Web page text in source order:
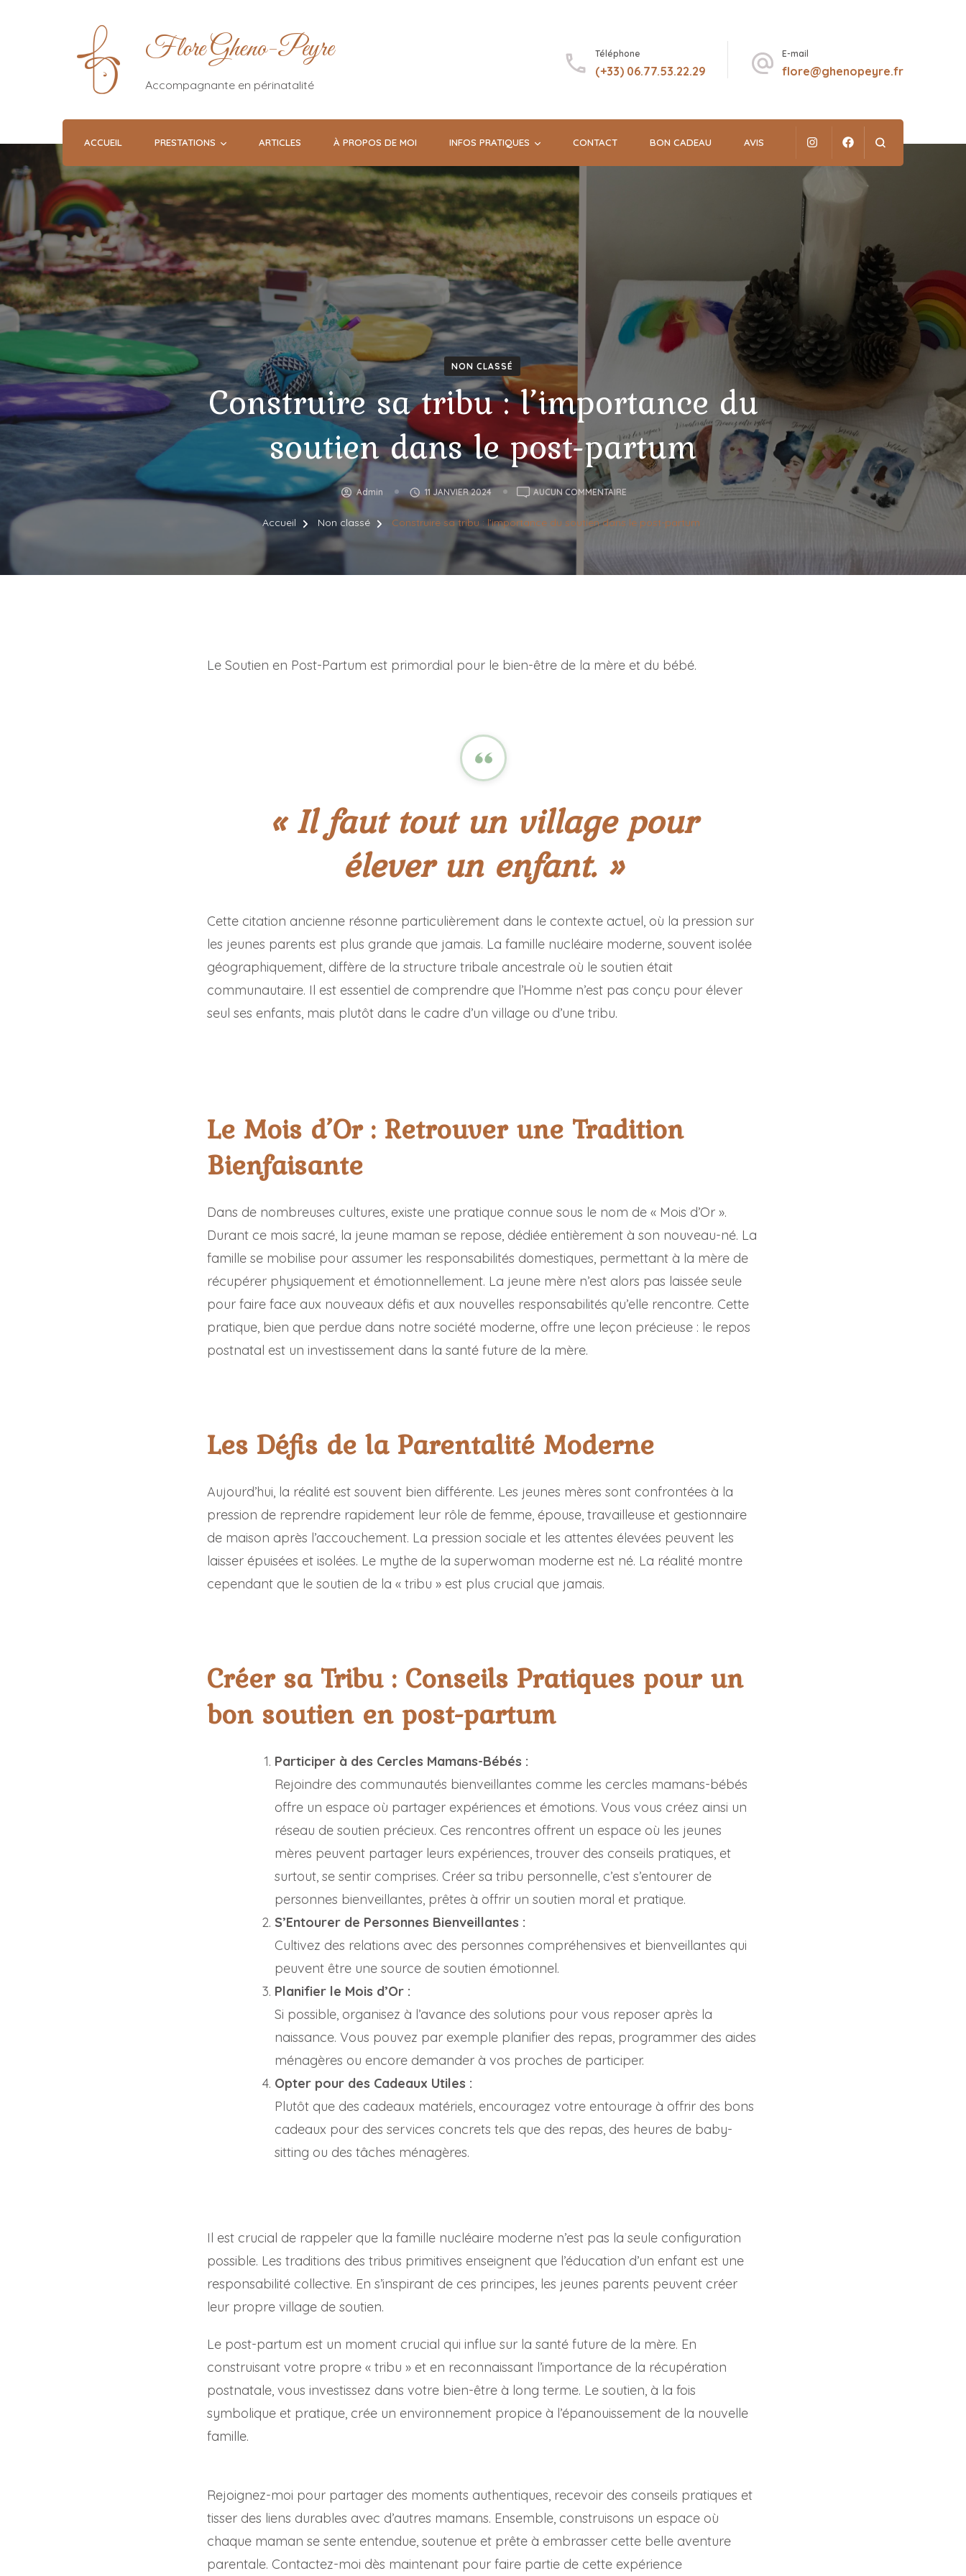
Flore Gheno-Peyre
Accompagnante en périnatalité
Téléphone
(+33) 06.77.53.22.29
E-mail
flore@ghenopeyre.fr
ACCUEIL PRESTATIONS ARTICLES À PROPOS DE MOI INFOS PRATIQUES CONTACT BON CADEAU AVIS
NON CLASSÉ
Construire sa tribu : l’importance du
soutien dans le post-partum
Admin 11 JANVIER 2024 AUCUN COMMENTAIRECONSTRUIRE
TRIBU :
Accueil Non classé Construire sa tribu : l’importance du soutien dans le post-partum
Le Soutien en Post-Partum est primordial pour le bien-être de la mère et du bébé.
« Il faut tout un village pour
élever un enfant. »
Cette citation ancienne résonne particulièrement dans le contexte actuel, où la pression sur
les jeunes parents est plus grande que jamais. La famille nucléaire moderne, souvent isolée
géographiquement, diffère de la structure tribale ancestrale où le soutien était
communautaire. Il est essentiel de comprendre que l’Homme n’est pas conçu pour élever
seul ses enfants, mais plutôt dans le cadre d’un village ou d’une tribu.
Le Mois d’Or : Retrouver une Tradition
Bienfaisante
Dans de nombreuses cultures, existe une pratique connue sous le nom de « Mois d’Or ».
Durant ce mois sacré, la jeune maman se repose, dédiée entièrement à son nouveau-né. La
famille se mobilise pour assumer les responsabilités domestiques, permettant à la mère de
récupérer physiquement et émotionnellement. La jeune mère n’est alors pas laissée seule
pour faire face aux nouveaux défis et aux nouvelles responsabilités qu’elle rencontre. Cette
pratique, bien que perdue dans notre société moderne, offre une leçon précieuse : le repos
postnatal est un investissement dans la santé future de la mère.
Les Défis de la Parentalité Moderne
Aujourd’hui, la réalité est souvent bien différente. Les jeunes mères sont confrontées à la
pression de reprendre rapidement leur rôle de femme, épouse, travailleuse et gestionnaire
de maison après l’accouchement. La pression sociale et les attentes élevées peuvent les
laisser épuisées et isolées. Le mythe de la superwoman moderne est né. La réalité montre
cependant que le soutien de la « tribu » est plus crucial que jamais.
Créer sa Tribu : Conseils Pratiques pour un
bon soutien en post-partum
Participer à des Cercles Mamans-Bébés :
Rejoindre des communautés bienveillantes comme les cercles mamans-bébés
offre un espace où partager expériences et émotions. Vous vous créez ainsi un
réseau de soutien précieux. Ces rencontres offrent un espace où les jeunes
mères peuvent partager leurs expériences, trouver des conseils pratiques, et
surtout, se sentir comprises. Créer sa tribu personnelle, c’est s’entourer de
personnes bienveillantes, prêtes à offrir un soutien moral et pratique.
S’Entourer de Personnes Bienveillantes :
Cultivez des relations avec des personnes compréhensives et bienveillantes qui
peuvent être une source de soutien émotionnel.
Planifier le Mois d’Or :
Si possible, organisez à l’avance des solutions pour vous reposer après la
naissance. Vous pouvez par exemple planifier des repas, programmer des aides
ménagères ou encore demander à vos proches de participer.
Opter pour des Cadeaux Utiles :
Plutôt que des cadeaux matériels, encouragez votre entourage à offrir des bons
cadeaux pour des services concrets tels que des repas, des heures de baby-
sitting ou des tâches ménagères.
Il est crucial de rappeler que la famille nucléaire moderne n’est pas la seule configuration
possible. Les traditions des tribus primitives enseignent que l’éducation d’un enfant est une
responsabilité collective. En s’inspirant de ces principes, les jeunes parents peuvent créer
leur propre village de soutien.
Le post-partum est un moment crucial qui influe sur la santé future de la mère. En
construisant votre propre « tribu » et en reconnaissant l’importance de la récupération
postnatale, vous investissez dans votre bien-être à long terme. Le soutien, à la fois
symbolique et pratique, crée un environnement propice à l’épanouissement de la nouvelle
famille.
Rejoignez-moi pour partager des moments authentiques, recevoir des conseils pratiques et
tisser des liens durables avec d’autres mamans. Ensemble, construisons un espace où
chaque maman se sente entendue, soutenue et prête à embrasser cette belle aventure
parentale. Contactez-moi dès maintenant pour faire partie de cette expérience